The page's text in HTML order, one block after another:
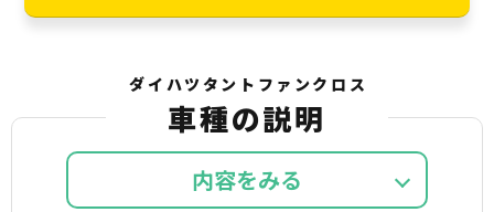
ダイハツタントファンクロス
車種の説明
内容を